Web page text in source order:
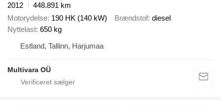
2012
448.891 km
Motorydelse 190 HK (140 kW) Brændstof diesel
Nyttelast 650 kg
Estland, Tallinn, Harjumaa
Multivara OÜ